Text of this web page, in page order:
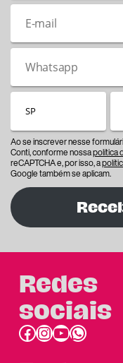
Ao se inscrever nesse
Conti, conforme nossapolítica
reCAPTCHA e, por isso, a
Google também se aplicam.
Redes
sociais
Facebook InstagramYoutube link do whatsapp